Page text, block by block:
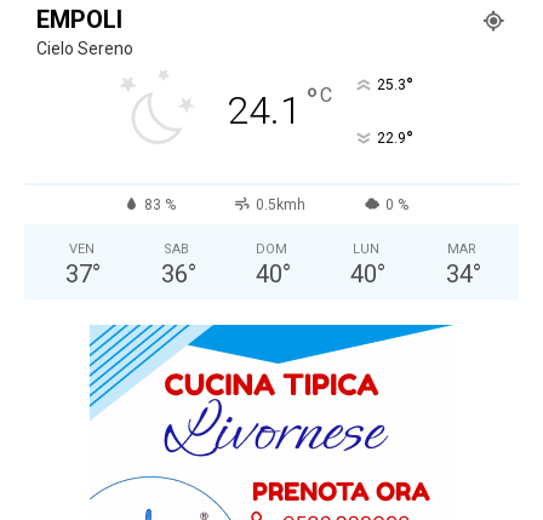
EMPOLI
Cielo Sereno
24.1 °C 25.3°
22.9°
83 % 0.5kmh 0 %
VEN
37°
SAB
36°
DOM
40°
LUN
40°
MAR
34°